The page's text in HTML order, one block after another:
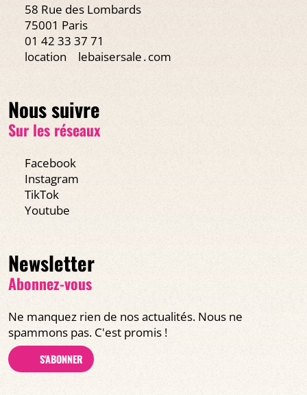
58 Rue des Lombards
75001 Paris
01 42 33 37 71
location
lebaisersale․com
Nous suivre
Sur les réseaux
Facebook
Instagram
TikTok
Youtube
Newsletter
Abonnez-vous
Ne manquez rien de nos actualités. Nous ne
spammons pas. C'est promis !
S'ABONNER